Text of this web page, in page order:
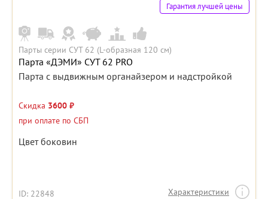
Гарантия лучшей цены
Парты серии СУТ 62 (L-образная 120 см)
Парта «ДЭМИ» СУТ 62 PRO
Парта с выдвижным органайзером и надстройкой
Скидка 3600 ₽
при оплате по СБП
Цвет боковин
ID: 22848 Характеристики